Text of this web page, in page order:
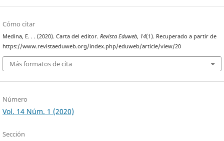
Cómo citar
Medina, E. . . (2020). Carta del editor.Revista Eduweb, 14(1). Recuperado a partir de
https://www.revistaeduweb.org/index.php/eduweb/article/view/20
Más formatos de cita
Número
Vol. 14 Núm. 1 (2020)
Sección